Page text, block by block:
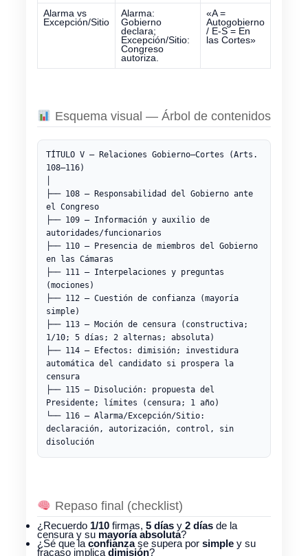
Alarma vs
Excepción/Sitio
Alarma:
Gobierno
declara;
Excepción/Sitio:
Congreso
autoriza.
«A =
Autogobierno
/ E-S = En
las Cortes»
Esquema visual — Árbol de contenidos
TÍTULO V — Relaciones Gobierno–Cortes (Arts.
108–116)
├── 108 — Responsabilidad del Gobierno ante
el Congreso
├── 109 — Información y auxilio de
autoridades/funcionarios
├── 110 — Presencia de miembros del Gobierno
en las Cámaras
├── 111 — Interpelaciones y preguntas
(mociones)
├── 112 — Cuestión de confianza (mayoría
simple)
├── 113 — Moción de censura (constructiva;
1/10; 5 días; 2 alternas; absoluta)
├── 114 — Efectos: dimisión; investidura
automática del candidato si prospera la
censura
├── 115 — Disolución: propuesta del
Presidente; límites (censura; 1 año)
└── 116 — Alarma/Excepción/Sitio:
declaración, autorización, control, sin
Repaso final (checklist)
¿Recuerdo 1/10 firmas, 5 días y 2 días de la
censura y su mayoría absoluta?
¿Sé que la confianzase supera por simple y su
fracaso implica dimisión?